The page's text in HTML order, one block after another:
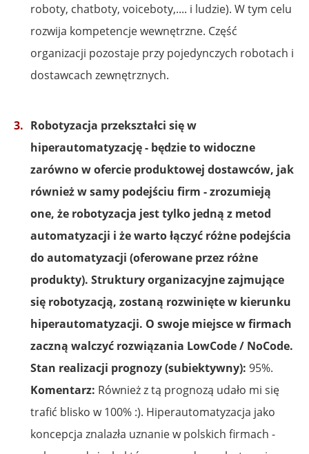
roboty, chatboty, voiceboty,.... i ludzie). W tym celu
rozwija kompetencje wewnętrzne. Część
organizacji pozostaje przy pojedynczych robotach i
dostawcach zewnętrznych.
Robotyzacja przekształci się w
hiperautomatyzację - będzie to widoczne
zarówno w ofercie produktowej dostawców, jak
również w samy podejściu firm - zrozumieją
one, że robotyzacja jest tylko jedną z metod
automatyzacji i że warto łączyć różne podejścia
do automatyzacji (oferowane przez różne
produkty). Struktury organizacyjne zajmujące
się robotyzacją, zostaną rozwinięte w kierunku
hiperautomatyzacji. O swoje miejsce w firmach
zaczną walczyć rozwiązania LowCode / NoCode.
Stan realizacji prognozy (subiektywny): 95%.
Komentarz: Również z tą prognozą udało mi się
trafić blisko w 100% :). Hiperautomatyzacja jako
koncepcja znalazła uznanie w polskich firmach -